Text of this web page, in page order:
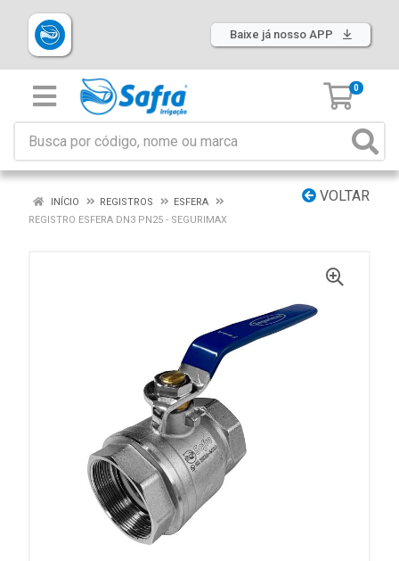
Baixe já nosso APP
0
VOLTAR
INÍCIO REGISTROS
ESFERA
REGISTRO ESFERA DN3 PN25 - SEGURIMAX